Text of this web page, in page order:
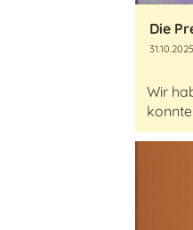
Die
31.10.2025
Wir